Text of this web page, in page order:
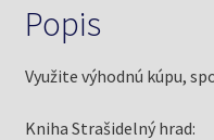
Popis
Využite výhodnú kúpu,
Kniha Strašidelný hrad: